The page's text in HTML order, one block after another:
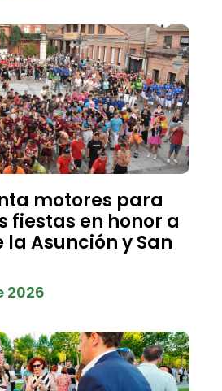
motores para
fiestas en honor a
la Asunción y San
2026